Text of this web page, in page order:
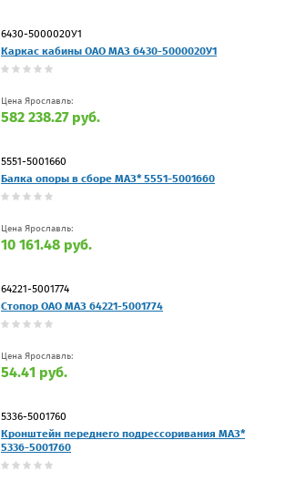
6430-5000020У1
Каркас кабины ОАО МАЗ 6430-5000020У1
Цена Ярославль:
582 238.27 руб.
5551-5001660
Балка опоры в сборе МАЗ* 5551-5001660
Цена Ярославль:
10 161.48 руб.
64221-5001774
Стопор ОАО МАЗ 64221-5001774
Цена Ярославль:
54.41 руб.
5336-5001760
Кронштейн переднего подрессоривания МАЗ*
5336-5001760